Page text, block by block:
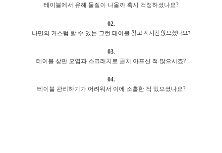
테이블에서 유해 물질이 나올까 혹시 걱정하셨나요?
02.
나만의 커스텀 할 수 있는 그런 테이블 찾고 계시진 않으셨나요?
03.
테이블 상판 오염과 스크래치로 골치 아프신 적 많으시죠?
04.
테이블 관리하기가 어려워서 이에 소홀한 적 있으셨나요?